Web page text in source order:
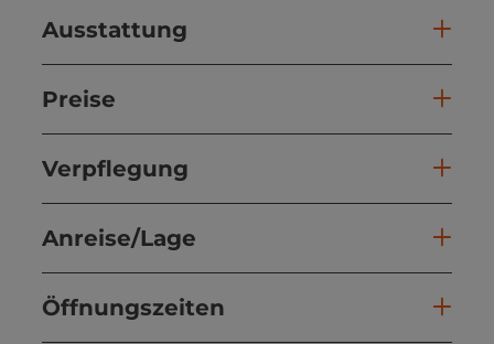
Ausstattung
Preise
Verpflegung
Anreise/Lage
Öffnungszeiten